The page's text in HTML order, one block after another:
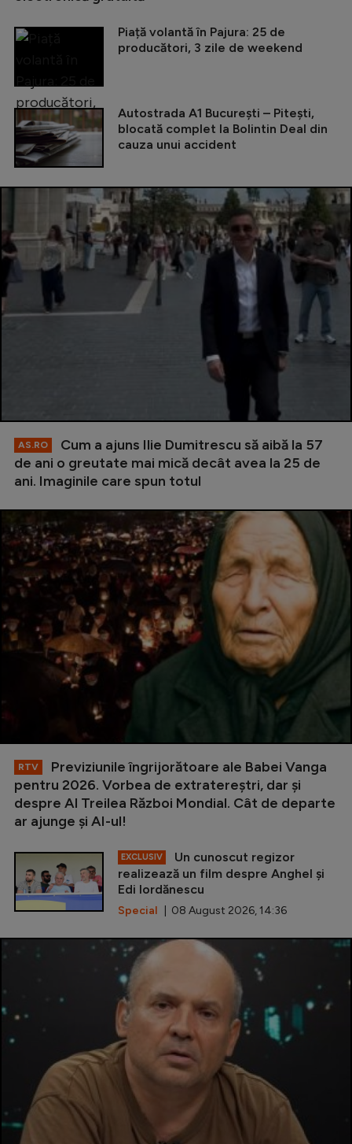
Piață volantă în Pajura: 25 de
producători, 3 zile de weekend
Autostrada A1 București – Pitești,
blocată complet la Bolintin Deal din
cauza unui accident
AS.RO
Cum a ajuns Ilie Dumitrescu să aibă la 57
de ani o greutate mai mică decât avea la 25 de
ani. Imaginile care spun totul
RTV
Previziunile îngrijorătoare ale Babei Vanga
pentru 2026. Vorbea de extratereștri, dar și
despre Al Treilea Război Mondial. Cât de departe
ar ajunge și AI-ul!
EXCLUSIV
Un cunoscut regizor
realizează un film despre Anghel și
Edi Iordănescu
Special | 08 August 2026, 14:36